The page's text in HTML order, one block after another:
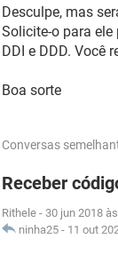
Desculpe, mas
Solicite-o para
DDI e DDD. Você
Boa sorte
Conversas
Receber
Rithele - 30 jun 2018
ninha25 - 11 out